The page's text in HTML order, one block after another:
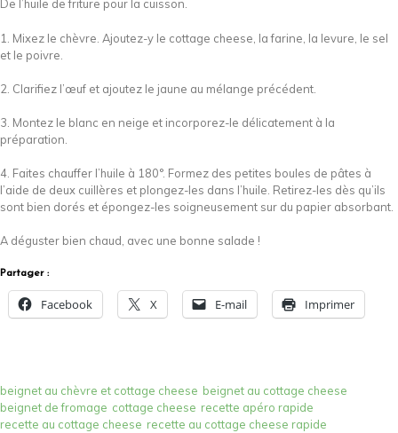
De l’huile de friture pour la cuisson.
1. Mixez le chèvre. Ajoutez-y le cottage cheese, la farine, la levure, le sel
et le poivre.
2. Clarifiez l’œuf et ajoutez le jaune au mélange précédent.
3. Montez le blanc en neige et incorporez-le délicatement à la
préparation.
4. Faites chauffer l’huile à 180°. Formez des petites boules de pâtes à
l’aide de deux cuillères et plongez-les dans l’huile. Retirez-les dès qu’ils
sont bien dorés et épongez-les soigneusement sur du papier absorbant.
A déguster bien chaud, avec une bonne salade !
Partager :
Facebook X E-mail Imprimer
beignet au chèvre et cottage cheese beignet au cottage cheese
beignet de fromage cottage cheese recette apéro rapide
recette au cottage cheese recette au cottage cheese rapide